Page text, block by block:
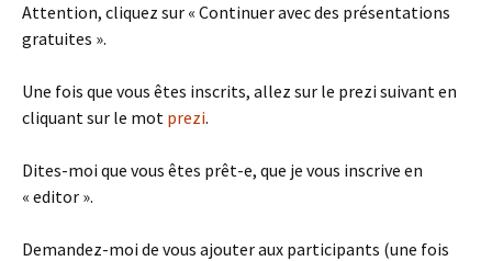
Attention, cliquez sur « Continuer avec des présentations
gratuites ».
Une fois que vous êtes inscrits, allez sur le prezi suivant en
cliquant sur le mot prezi.
Dites-moi que vous êtes prêt-e, que je vous inscrive en
« editor ».
Demandez-moi de vous ajouter aux participants (une fois